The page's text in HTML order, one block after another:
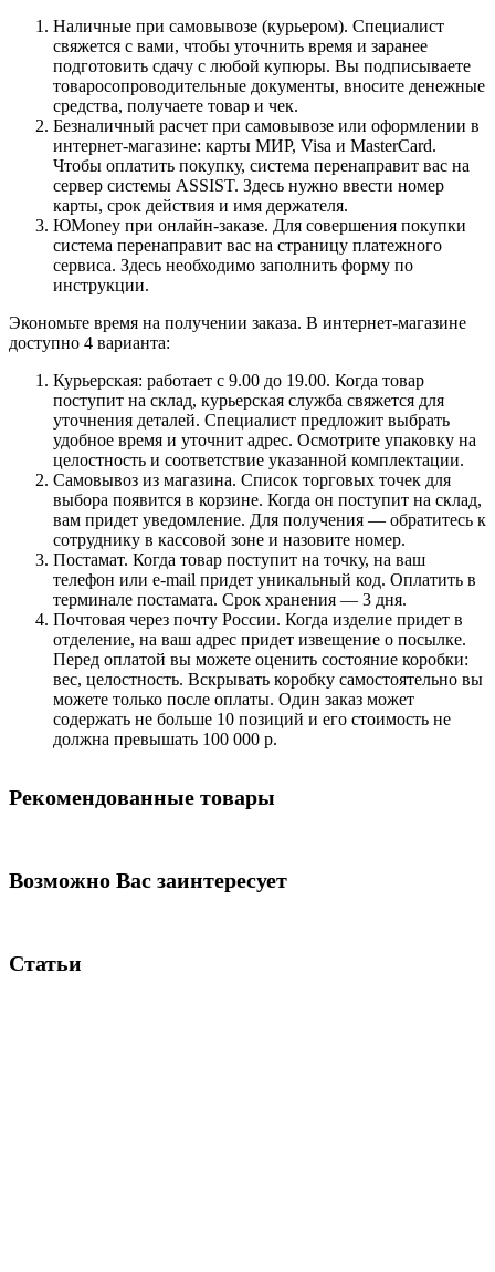
Наличные при самовывозе (курьером). Специалист
свяжется с вами, чтобы уточнить время и заранее
подготовить сдачу с любой купюры. Вы подписываете
товаросопроводительные документы, вносите денежные
средства, получаете товар и чек.
Безналичный расчет при самовывозе или оформлении в
интернет-магазине: карты МИР, Visa и MasterCard.
Чтобы оплатить покупку, система перенаправит вас на
сервер системы ASSIST. Здесь нужно ввести номер
карты, срок действия и имя держателя.
ЮMoney при онлайн-заказе. Для совершения покупки
система перенаправит вас на страницу платежного
сервиса. Здесь необходимо заполнить форму по
инструкции.
Экономьте время на получении заказа. В интернет-магазине
доступно 4 варианта:
Курьерская: работает с 9.00 до 19.00. Когда товар
поступит на склад, курьерская служба свяжется для
уточнения деталей. Специалист предложит выбрать
удобное время и уточнит адрес. Осмотрите упаковку на
целостность и соответствие указанной комплектации.
Самовывоз из магазина. Список торговых точек для
выбора появится в корзине. Когда он поступит на склад,
вам придет уведомление. Для получения — обратитесь к
сотруднику в кассовой зоне и назовите номер.
Постамат. Когда товар поступит на точку, на ваш
телефон или e-mail придет уникальный код. Оплатить в
терминале постамата. Срок хранения — 3 дня.
Почтовая через почту России. Когда изделие придет в
отделение, на ваш адрес придет извещение о посылке.
Перед оплатой вы можете оценить состояние коробки:
вес, целостность. Вскрывать коробку самостоятельно вы
можете только после оплаты. Один заказ может
содержать не больше 10 позиций и его стоимость не
должна превышать 100 000 р.
Рекомендованные товары
Возможно Вас заинтересует
Статьи